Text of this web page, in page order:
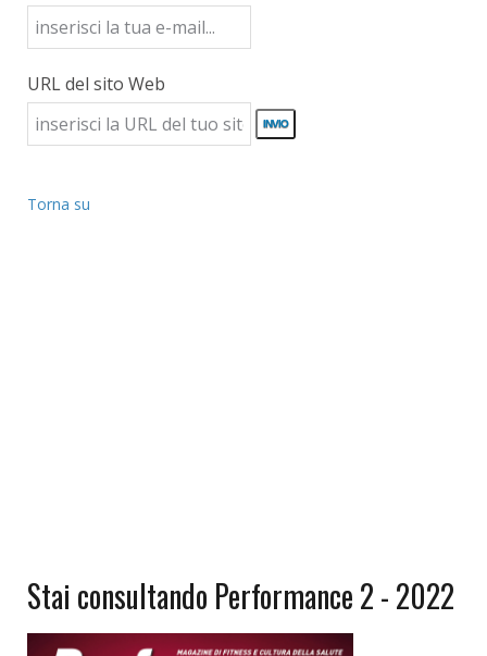
URL del sito Web
Torna su
Stai consultando Performance 2 - 2022